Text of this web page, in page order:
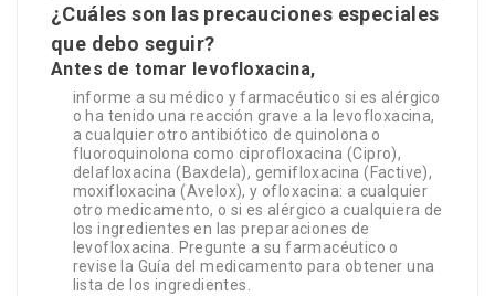
¿Cuáles son las precauciones especiales
que debo seguir?
Antes de tomar levofloxacina,
informe a su médico y farmacéutico si es alérgico
o ha tenido una reacción grave a la levofloxacina,
a cualquier otro antibiótico de quinolona o
fluoroquinolona como ciprofloxacina (Cipro),
delafloxacina (Baxdela), gemifloxacina (Factive),
moxifloxacina (Avelox), y ofloxacina: a cualquier
otro medicamento, o si es alérgico a cualquiera de
los ingredientes en las preparaciones de
levofloxacina. Pregunte a su farmacéutico o
revise la Guía del medicamento para obtener una
lista de los ingredientes.